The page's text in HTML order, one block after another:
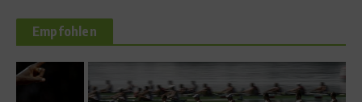
Empfohlen